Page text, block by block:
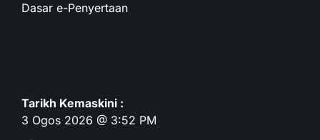
Dasar e-Penyertaan
Tarikh Kemaskini :
3 Ogos 2026 @ 3:52 PM